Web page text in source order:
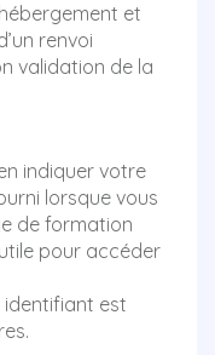
et
renvoi
validation de la
indiquer votre
lorsque vous
de formation
pour accéder
identifiant est